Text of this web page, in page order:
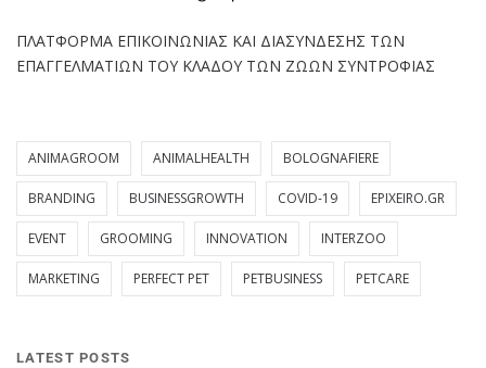
ΠΛΑΤΦΟΡΜΑ ΕΠΙΚΟΙΝΩΝΙΑΣ ΚΑΙ ΔΙΑΣΥΝΔΕΣΗΣ ΤΩΝ
ΕΠΑΓΓΕΛΜΑΤΙΩΝ ΤΟΥ ΚΛΑΔΟΥ ΤΩΝ ΖΩΩΝ ΣΥΝΤΡΟΦΙΑΣ
ANIMAGROOM ANIMALHEALTH BOLOGNAFIERE
BRANDING BUSINESSGROWTH COVID-19 EPIXEIRO.GR
EVENT GROOMING INNOVATION INTERZOO
MARKETING PERFECT PET PETBUSINESS PETCARE
LATEST POSTS